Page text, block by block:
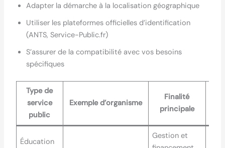
Adapter la démarche à la localisation géographique
Utiliser les plateformes officielles d’identification
(ANTS, Service-Public.fr)
S’assurer de la compatibilité avec vos besoins
spécifiques
Type de
service
public
Exemple d’organisme
Finalité
principale
Éducation
Gestion et